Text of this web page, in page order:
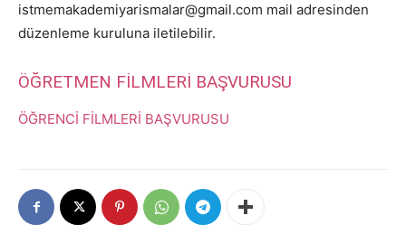
istmemakademiyarismalar@gmail.com mail adresinden
düzenleme kuruluna iletilebilir.
ÖĞRETMEN FİLMLERİ BAŞVURUSU
ÖĞRENCİ FİLMLERİ BAŞVURUSU